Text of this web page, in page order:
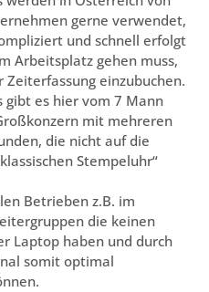
gerne verwendet,
und schnell erfolgt
Arbeitsplatz gehen muss,
einzubuchen.
gibt es hier vom 7 Mann
mit mehreren
die nicht auf die
Stempeluhr“
Betrieben z.B. im
die keinen
Laptop haben und durch
somit optimal